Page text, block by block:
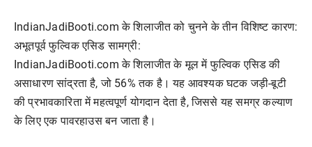
IndianJadiBooti.com के शिलाजीत को चुनने के तीन विशिष्ट कारण:
अभूतपूर्व फुल्विक एसिड सामग्री:
IndianJadiBooti.com के शिलाजीत के मूल में फुल्विक एसिड की
असाधारण सांद्रता है, जो 56% तक है। यह आवश्यक घटक जड़ी-बूटी
की प्रभावकारिता में महत्वपूर्ण योगदान देता है, जिससे यह समग्र कल्याण
के लिए एक पावरहाउस बन जाता है।